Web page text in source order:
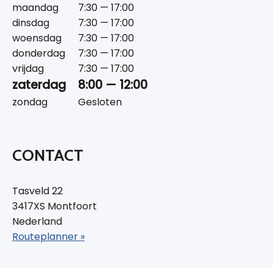
maandag
7:30 — 17:00
dinsdag
7:30 — 17:00
woensdag
7:30 — 17:00
donderdag
7:30 — 17:00
vrijdag
7:30 — 17:00
zaterdag 8:00 — 12:00
zondag Gesloten
CONTACT
Tasveld 22
3417XS Montfoort
Nederland
Routeplanner »